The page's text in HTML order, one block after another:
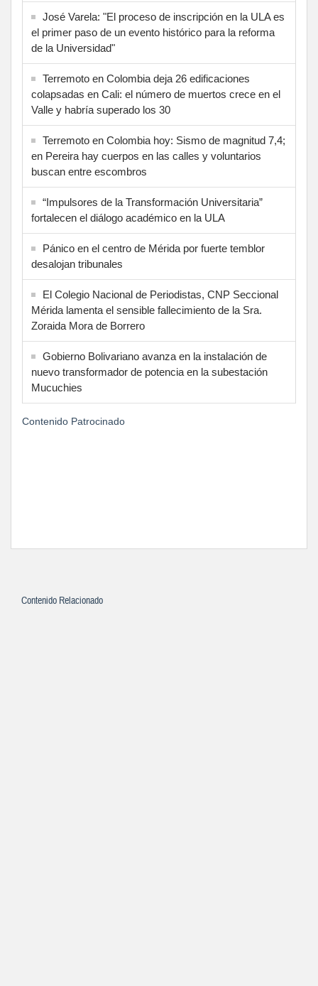
José Varela: "El proceso de inscripción en la ULA es
el primer paso de un evento histórico para la reforma
de la Universidad"
Terremoto en Colombia deja 26 edificaciones
colapsadas en Cali: el número de muertos crece en el
Valle y habría superado los 30
Terremoto en Colombia hoy: Sismo de magnitud 7,4;
en Pereira hay cuerpos en las calles y voluntarios
buscan entre escombros
“Impulsores de la Transformación Universitaria”
fortalecen el diálogo académico en la ULA
Pánico en el centro de Mérida por fuerte temblor
desalojan tribunales
El Colegio Nacional de Periodistas, CNP Seccional
Mérida lamenta el sensible fallecimiento de la Sra.
Zoraida Mora de Borrero
Gobierno Bolivariano avanza en la instalación de
nuevo transformador de potencia en la subestación
Mucuchies
Contenido Patrocinado
Contenido Relacionado